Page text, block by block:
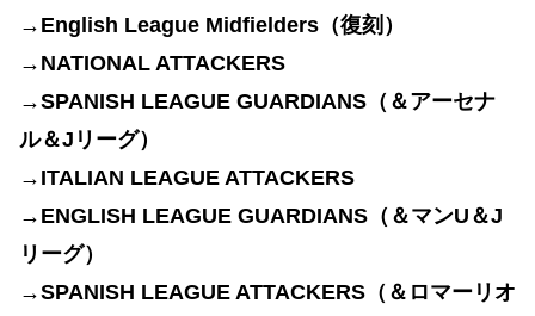
→English League Midfielders（復刻）
→NATIONAL ATTACKERS
→SPANISH LEAGUE GUARDIANS（＆アーセナ
ル＆Jリーグ）
→ ITALIAN LEAGUE ATTACKERS
→ ENGLISH LEAGUE GUARDIANS （＆マンU＆J
リーグ）
→SPANISH LEAGUE ATTACKERS（＆ロマーリオ